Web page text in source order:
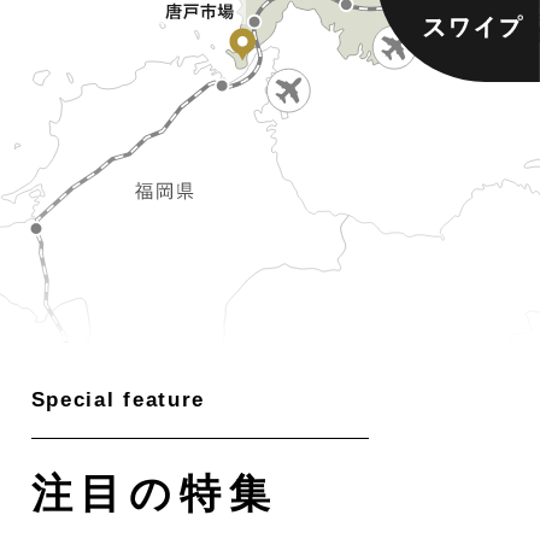
注目の特集